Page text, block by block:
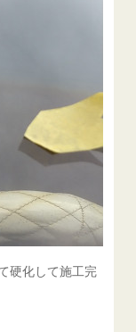
硬化して施工完